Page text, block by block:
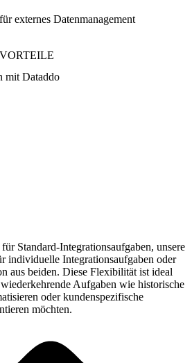
externes Datenmanagement
mit Dataddo
Standard-Integrationsaufgaben, unsere
individuelle Integrationsaufgaben oder
aus beiden. Diese Flexibilität ist ideal
Aufgaben wie historische
oder kundenspezifische
möchten.